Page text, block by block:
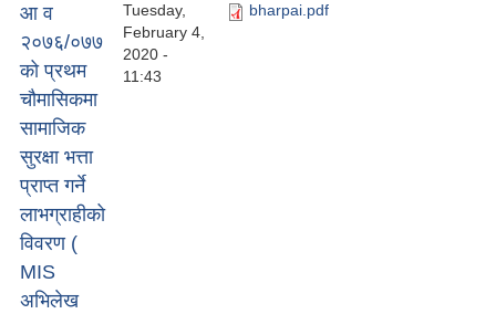
आ व
२०७६/०७७
को प्रथम
चौमासिकमा
सामाजिक
सुरक्षा भत्ता
प्राप्त गर्ने
लाभग्राहीको
विवरण (
MIS
अभिलेख
Tuesday,
February 4,
2020 -
11:43
bharpai.pdf